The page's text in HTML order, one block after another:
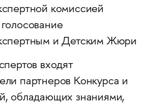
комиссией
и Детским Жюри
входят
партнеров Конкурса и
обладающих знаниями,